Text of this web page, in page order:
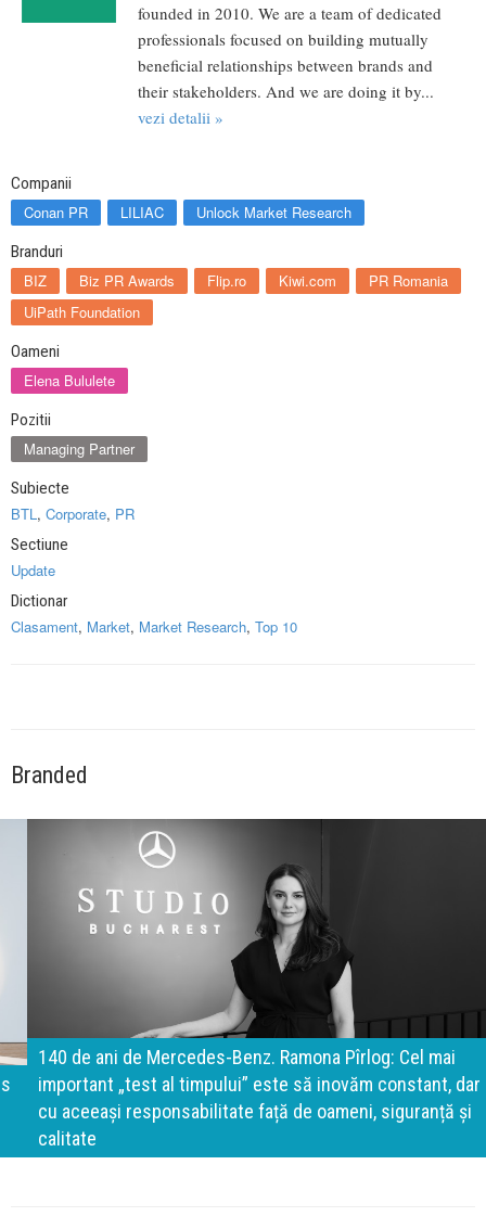
founded in 2010. We are a team of dedicated
professionals focused on building mutually
beneficial relationships between brands and
their stakeholders. And we are doing it by...
vezi detalii »
Companii
Conan PR LILIAC Unlock Market Research
Branduri
BIZ Biz PR Awards Flip.ro Kiwi.com
PR Romania
UiPath Foundation
Oameni
Elena Bululete
Pozitii
Managing Partner
Subiecte
BTL, Corporate, PR
Sectiune
Update
Dictionar
Clasament, Market, Market Research, Top 10
Branded
140 de ani de Mercedes-Benz. Ramona Pîrlog: Cel mai
important „test al timpului” este să inovăm constant, dar
cu aceeași responsabilitate față de oameni, siguranță și
calitate